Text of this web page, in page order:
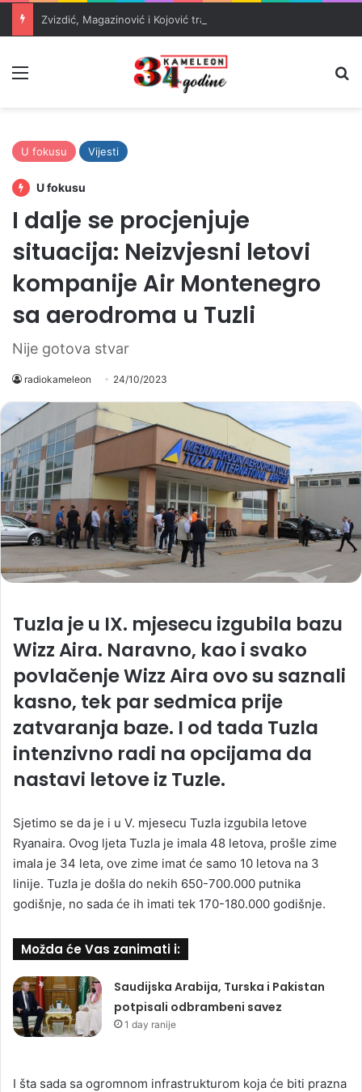
U fokusu Vijesti
U fokusu
I dalje se procjenjuje
situacija: Neizvjesni letovi
kompanije Air Montenegro
sa aerodroma u Tuzli
Nije gotova stvar
radiokameleon 24/10/2023
Tuzla je u IX. mjesecu izgubila bazu
Wizz Aira. Naravno, kao i svako
povlačenje Wizz Aira ovo su saznali
kasno, tek par sedmica prije
zatvaranja baze. I od tada Tuzla
intenzivno radi na opcijama da
nastavi letove iz Tuzle.
Sjetimo se da je i u V. mjesecu Tuzla izgubila letove
Ryanaira. Ovog ljeta Tuzla je imala 48 letova, prošle zime
imala je 34 leta, ove zime imat će samo 10 letova na 3
linije. Tuzla je došla do nekih 650-700.000 putnika
godišnje, no sada će ih imati tek 170-180.000 godišnje.
Možda će Vas zanimati i:
Saudijska Arabija, Turska i Pakistan
potpisali odbrambeni savez
1 day ranije
I šta sada sa ogromnom infrastrukturom koja će biti prazna